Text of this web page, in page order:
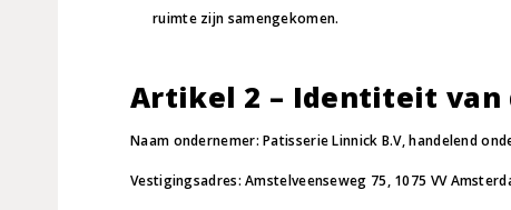
ruimte zijn samengekomen.
Artikel 2 – Identiteit van
Naam ondernemer: Patisserie Linnick B.V, handelend
Vestigingsadres: Amstelveenseweg 75, 1075 VV